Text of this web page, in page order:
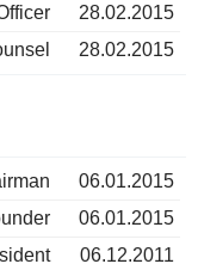
28.02.2015
28.02.2015
06.01.2015
06.01.2015
06.12.2011